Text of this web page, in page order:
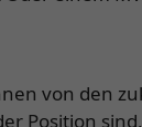
von den
Position